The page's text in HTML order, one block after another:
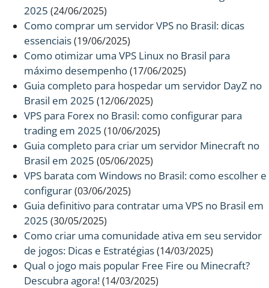
2025 (24/06/2025)
Como comprar um servidor VPS no Brasil: dicas
essenciais(19/06/2025)
Como otimizar uma VPS Linux no Brasil para
máximo desempenho(17/06/2025)
Guia completo para hospedar um servidor DayZ no
Brasil em 2025 (12/06/2025)
VPS para Forex no Brasil: como configurar para
trading em 2025 (10/06/2025)
Guia completo para criar um servidor Minecraft no
Brasil em 2025 (05/06/2025)
VPS barata com Windows no Brasil: como escolher e
configurar(03/06/2025)
Guia definitivo para contratar uma VPS no Brasil em
2025 (30/05/2025)
Como criar uma comunidade ativa em seu servidor
de jogos: Dicas e Estratégias(14/03/2025)
Qual o jogo mais popular Free Fire ou Minecraft?
Descubra agora!(14/03/2025)